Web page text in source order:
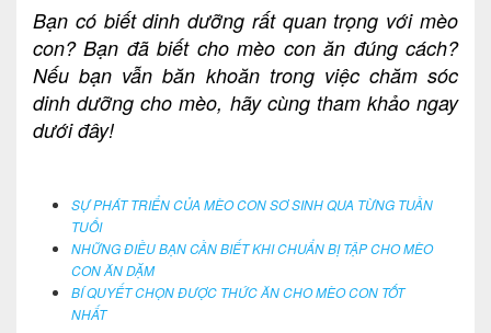
Bạn có biết dinh dưỡng rất quan trọng với mèo
con? Bạn đã biết cho mèo con ăn đúng cách?
Nếu bạn vẫn băn khoăn trong việc chăm sóc
dinh dưỡng cho mèo, hãy cùng tham khảo ngay
dưới đây!
SỰ PHÁT TRIỂN CỦA MÈO CON SƠ SINH QUA TỪNG TUẦN
TUỔI
NHỮNG ĐIỀU BẠN CẦN BIẾT KHI CHUẨN BỊ TẬP CHO MÈO
CON ĂN DẶM
BÍ QUYẾT CHỌN ĐƯỢC THỨC ĂN CHO MÈO CON TỐT
NHẤT